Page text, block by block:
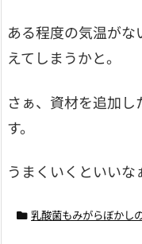
ある程度の気温が
えてしまうかと。
さぁ、資材を追加
す。
うまくいくといいな
乳酸菌もみがらぼかし